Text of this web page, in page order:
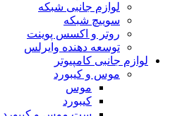
لوازم جانبی شبکه
سوییچ شبکه
روتر و اکسس پوینت
توسعه دهنده وایرلس
لوازم جانبی کامپیوتر
موس و کیبورد
موس
کیبورد